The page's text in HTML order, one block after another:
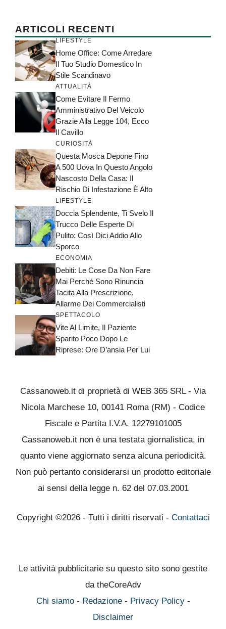
ARTICOLI RECENTI
LIFESTYLE
Home Office: Come Arredare
Il Tuo Studio Domestico In
Stile Scandinavo
ATTUALITÀ
Come Evitare Il Fermo
Amministrativo Del Veicolo
Grazie Alla Legge 104, Ecco
Il Cavillo
CURIOSITÀ
Questa Mosca Depone Fino
A 500 Uova In Questo Angolo
Nascosto Della Casa: Il
Rischio Di Infestazione È Alto
LIFESTYLE
Doccia Splendente, Ti Svelo Il
Trucco Delle Esperte Di
Pulito: Così Dici Addio Allo
Sporco
ECONOMIA
Debiti: Le Cose Da Non Fare
Mai Perché Sono Rinuncia
Tacita Alla Prescrizione,
Allarme Dei Commercialisti
SPETTACOLO
Vite Al Limite, Il Paziente
Sparito Poco Dopo Le
Riprese: Ore D’ansia Per Lui
Cassanoweb.it di proprietà di WEB 365 SRL - Via
Nicola Marchese 10, 00141 Roma (RM) - Codice
Fiscale e Partita I.V.A. 12279101005
Cassanoweb.it non è una testata giornalistica, in
quanto viene aggiornato senza alcuna periodicità.
Non può pertanto considerarsi un prodotto editoriale
ai sensi della legge n. 62 del 07.03.2001
Copyright ©2026 - Tutti i diritti riservati - Contattaci
Le attività pubblicitarie su questo sito sono gestite
da theCoreAdv
Chi siamo- Redazione- Privacy Policy-
Disclaimer